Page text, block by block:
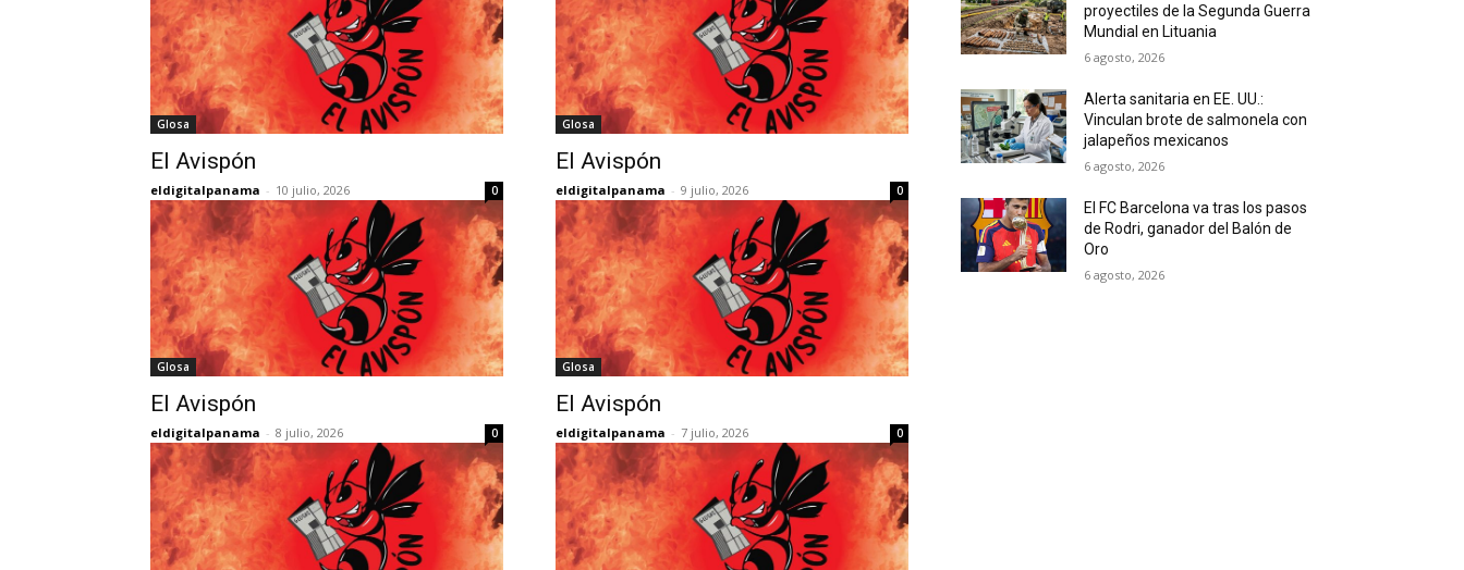
Glosa
El Avispón
eldigitalpanama - 10 julio, 2026 0
Glosa
El Avispón
eldigitalpanama - 9 julio, 2026 0
Glosa
El Avispón
eldigitalpanama - 8 julio, 2026 0
Glosa
El Avispón
eldigitalpanama - 7 julio, 2026 0
proyectiles de la Segunda Guerra
Mundial en Lituania
6 agosto, 2026
Alerta sanitaria en EE. UU.:
Vinculan brote de salmonela con
jalapeños mexicanos
6 agosto, 2026
El FC Barcelona va tras los pasos
de Rodri, ganador del Balón de
Oro
6 agosto, 2026